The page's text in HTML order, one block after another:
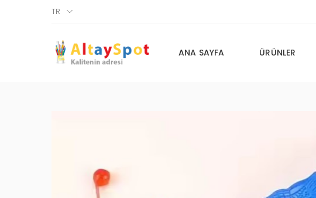
TR
ANA SAYFA ÜRÜNLER